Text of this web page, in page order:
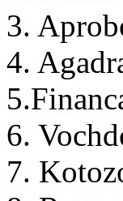
3.
4.
6.
7.